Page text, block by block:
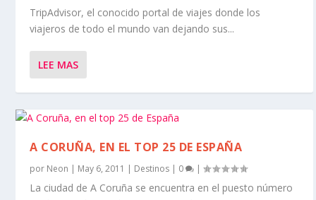
TripAdvisor, el conocido portal de viajes donde los
viajeros de todo el mundo van dejando sus...
LEE MAS
A CORUÑA, EN EL TOP 25 DE ESPAÑA
por Neon | May 6, 2011 | Destinos | 0 |
La ciudad de A Coruña se encuentra en el puesto número